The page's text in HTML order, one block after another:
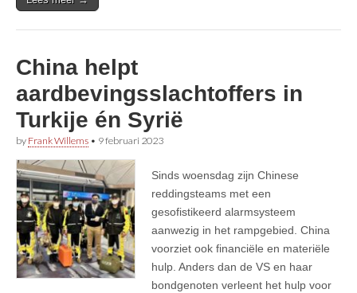
China helpt
aardbevingsslachtoffers in
Turkije én Syrië
by Frank Willems • 9 februari 2023
Sinds woensdag zijn Chinese
reddingsteams met een
gesofistikeerd alarmsysteem
aanwezig in het rampgebied. China
voorziet ook financiële en materiële
hulp. Anders dan de VS en haar
bondgenoten verleent het hulp voor